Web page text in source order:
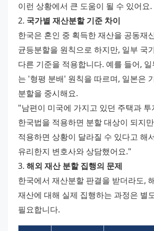
이런 상황에서 큰 도움이 될 수 있어요.
2. 국가별 재산분할 기준 차이
한국은 혼인 중 획득한 재산을 공동재
균등분할을 원칙으로 하지만, 일부 국
다른 기준을 적용합니다. 예를 들어,
는 '형평 분배' 원칙을 따르며, 일본은
분할을 중시해요.
"남편이 미국에 가지고 있던 주택과 투
한국법을 적용하면 분할 대상이 되지
적용하면 상황이 달라질 수 있다고 해
유리한지 변호사와 상담했어요."
3. 해외 재산 분할 집행의 문제
한국에서 재산분할 판결을 받더라도,
재산에 대해 실제 집행하는 과정은 별
필요합니다.